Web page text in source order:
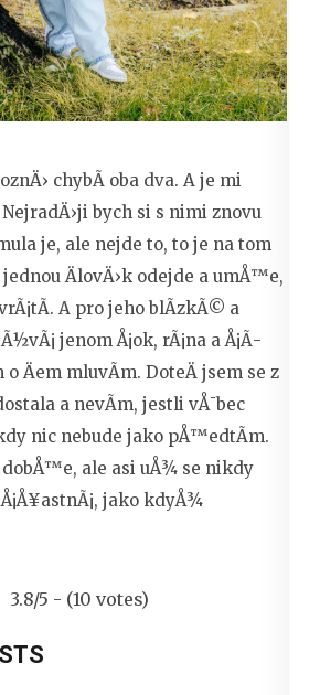
chybÃ­ oba dva. A je mi
bych si s nimi znovu
je, ale nejde to, to je na tom
jednou ÄlovÄ›k odejde a umÅ™e,
A pro jeho blÃ­zkÃ© a
jenom Å¡ok, rÃ¡na a Å¡Ã­
o Äem mluvÃ­m. DoteÄ jsem se z
a nevÃ­m, jestli vÅ¯bec
nic nebude jako pÅ™edtÃ­m.
ale asi uÅ¾ se nikdy
jako kdyÅ¾
3.8/5 - (10 votes)